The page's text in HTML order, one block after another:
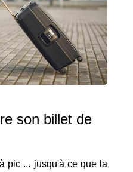
son billet de
pic ... jusqu'à ce que la